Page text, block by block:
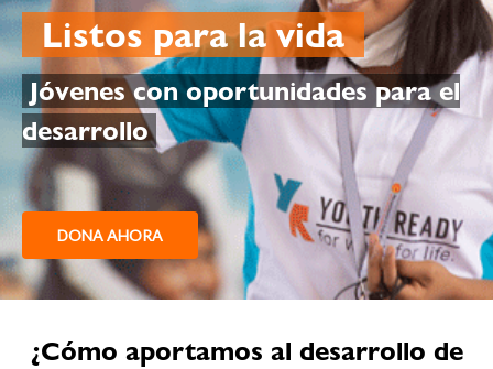
Listos para la vida
Jóvenes con oportunidades para el
desarrollo
DONA AHORA
¿Cómo aportamos al desarrollo de